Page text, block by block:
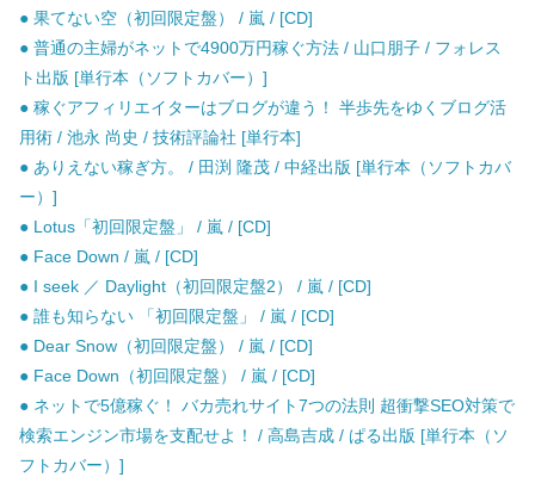
● 果てない空（初回限定盤） / 嵐 / [CD]
● 普通の主婦がネットで4900万円稼ぐ方法 / 山口朋子 / フォレス
ト出版 [単行本（ソフトカバー）]
● 稼ぐアフィリエイターはブログが違う！ 半歩先をゆくブログ活
用術 / 池永 尚史 / 技術評論社 [単行本]
● ありえない稼ぎ方。 / 田渕 隆茂 / 中経出版 [単行本（ソフトカバ
ー）]
● Lotus「初回限定盤」 / 嵐 / [CD]
● Face Down / 嵐 / [CD]
● I seek ／ Daylight（初回限定盤2） / 嵐 / [CD]
● 誰も知らない 「初回限定盤」 / 嵐 / [CD]
● Dear Snow（初回限定盤） / 嵐 / [CD]
● Face Down（初回限定盤） / 嵐 / [CD]
● ネットで5億稼ぐ！ バカ売れサイト7つの法則 超衝撃SEO対策で
検索エンジン市場を支配せよ！ / 高島吉成 / ぱる出版 [単行本（ソ
フトカバー）]